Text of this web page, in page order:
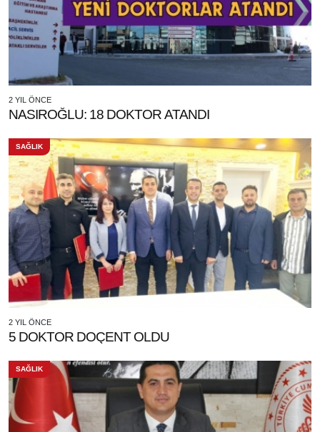
2 YIL ÖNCE
NASIROĞLU: 18 DOKTOR ATANDI
SAĞLIK
2 YIL ÖNCE
5 DOKTOR DOÇENT OLDU
SAĞLIK